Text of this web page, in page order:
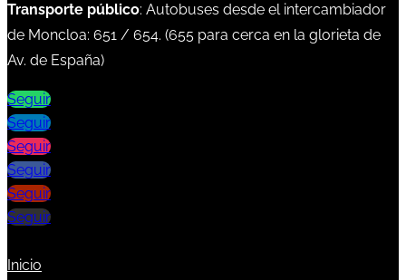
Transporte público: Autobuses desde el intercambiador
de Moncloa: 651 / 654. (655 para cerca en la glorieta de
Av. de España)
Seguir
Seguir
Seguir
Seguir
Seguir
Seguir
Inicio